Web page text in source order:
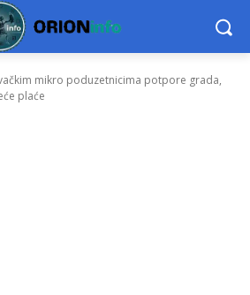
mikro poduzetnicima potpore grada,
plaće